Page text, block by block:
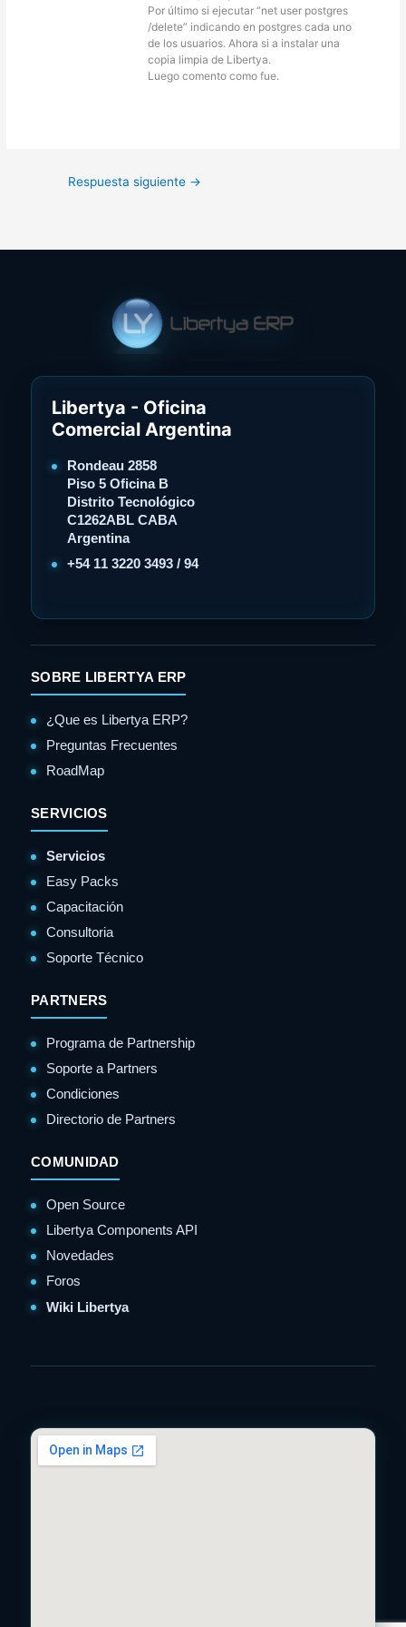
Por último si ejecutar “net user postgres
/delete” indicando en postgres cada uno
de los usuarios. Ahora si a instalar una
copia limpia de Libertya.
Luego comento como fue.
Respuesta siguiente →
Libertya - Oficina
Comercial Argentina
Rondeau 2858
Piso 5 Oficina B
Distrito Tecnológico
C1262ABL CABA
Argentina
+54 11 3220 3493 / 94
SOBRE LIBERTYA ERP
¿Que es Libertya ERP?
Preguntas Frecuentes
RoadMap
SERVICIOS
Servicios
Easy Packs
Capacitación
Consultoria
Soporte Técnico
PARTNERS
Programa de Partnership
Soporte a Partners
Condiciones
Directorio de Partners
COMUNIDAD
Open Source
Libertya Components API
Novedades
Foros
Wiki Libertya